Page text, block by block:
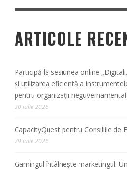
ARTICOLE
Participă la sesiunea online
și utilizarea eficientă a
pentru organizații
30 iulie 2026
CapacityQuest pentru Consiliile de
29 iulie 2026
Gamingul întâlnește marketingul.